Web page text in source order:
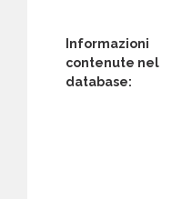
Informazioni
contenute nel
database: